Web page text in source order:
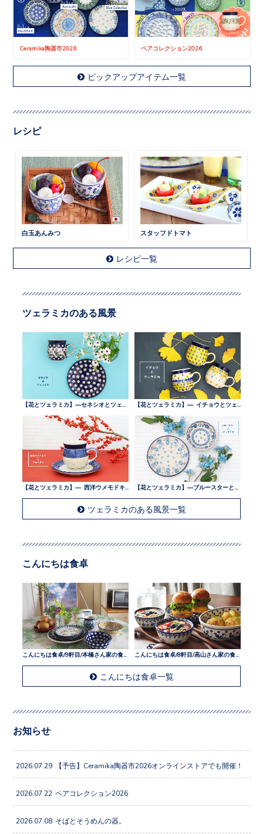
Ceramika陶器市2026 ペアコレクション2026
ピックアップアイテム一覧
レシピ
白玉あんみつ スタッフドトマト
レシピ一覧
ツェラミカのある風景
ツェラミカのある風景一覧
こんにちは食卓
こんにちは食卓/9軒目/本橋さん家の食卓
こんにちは食卓一覧
お知らせ
2026.07.29 【予告】Ceramika陶器市2026オンラインストアでも開催！
2026.07.22 ペアコレクション2026
2026.07.08 そばとそうめんの器。